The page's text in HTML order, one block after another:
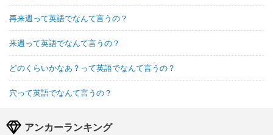
再来週って英語でなんて言うの？
来週って英語でなんて言うの？
どのくらいかなあ？って英語でなんて言うの？
穴って英語でなんて言うの？
アンカーランキング